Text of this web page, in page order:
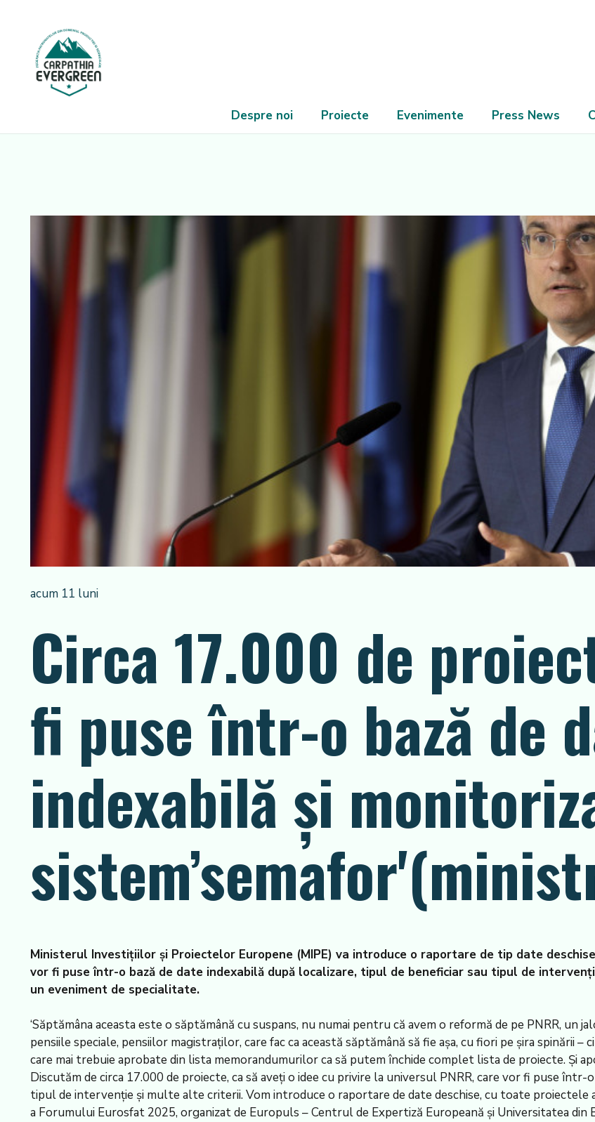
Despre noi Proiecte Evenimente Press News
acum 11 luni
Circa 17.000 de
fi puse într-o bază de
indexabilă și
Ministerul Investițiilor și Proiectelor Europene (MIPE) va introduce o raportare de tip date
vor fi puse într-o bază de date indexabilă după localizare, tipul de beneficiar sau tipul de
un eveniment de specialitate.
‘Săptămâna aceasta este o săptămână cu suspans, nu numai pentru că avem o reformă de pe PNRR,
pensiile speciale, pensiilor magistraților, care fac ca această săptămână să fie așa, cu fiori pe șira spinării
care mai trebuie aprobate din lista memorandumurilor ca să putem închide complet lista de proiecte. Și
Discutăm de circa 17.000 de proiecte, ca să aveți o idee cu privire la universul PNRR, care vor fi puse
tipul de intervenție și multe alte criterii. Vom introduce o raportare de date deschise, cu toate proiectele
a Forumului Eurosfat 2025, organizat de Europuls – Centrul de Expertiză Europeană și Universitatea din